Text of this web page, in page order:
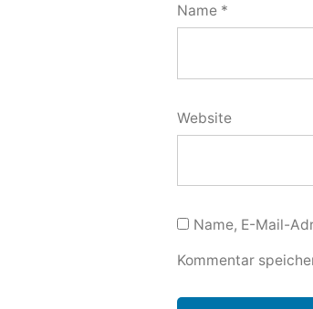
Name *
Website
Name, E-Mail-
Kommentar